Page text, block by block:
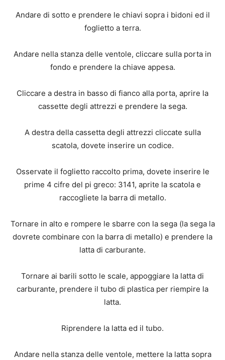
Andare di sotto e prendere le chiavi sopra i bidoni ed il
foglietto a terra.
Andare nella stanza delle ventole, cliccare sulla porta in
fondo e prendere la chiave appesa.
Cliccare a destra in basso di fianco alla porta, aprire la
cassette degli attrezzi e prendere la sega.
A destra della cassetta degli attrezzi cliccate sulla
scatola, dovete inserire un codice.
Osservate il foglietto raccolto prima, dovete inserire le
prime 4 cifre del pi greco: 3141, aprite la scatola e
raccogliete la barra di metallo.
Tornare in alto e rompere le sbarre con la sega (la sega la
dovrete combinare con la barra di metallo) e prendere la
latta di carburante.
Tornare ai barili sotto le scale, appoggiare la latta di
carburante, prendere il tubo di plastica per riempire la
latta.
Riprendere la latta ed il tubo.
Andare nella stanza delle ventole, mettere la latta sopra